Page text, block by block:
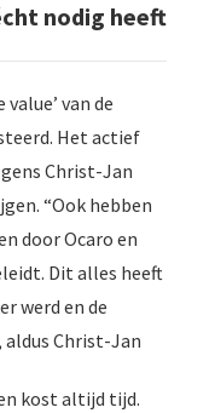
nodig heeft
van de
Het actief
Christ-Jan
“Ook hebben
door Ocaro en
Dit alles heeft
werd en de
aldus Christ-Jan
kost altijd tijd.